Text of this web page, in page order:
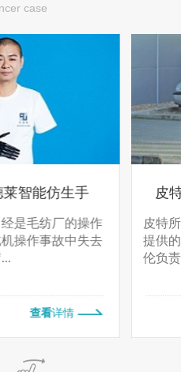
case
智能仿生手
是毛纺厂的操作
操作事故中失去
查看详情
皮
皮特
提供
伦负